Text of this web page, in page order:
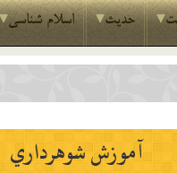
حدیث اسلام شناسی
آموزش شوهرداري